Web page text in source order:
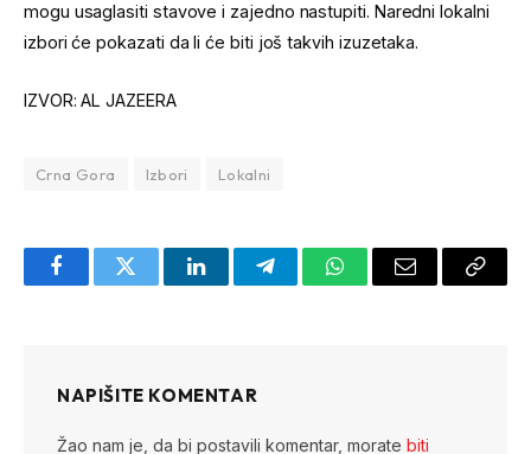
mogu usaglasiti stavove i zajedno nastupiti. Naredni lokalni
izbori će pokazati da li će biti još takvih izuzetaka.
IZVOR: AL JAZEERA
Crna Gora Izbori Lokalni
FacebookTwitter LinkedInTelegramWhatsAppEmail
Copy
NAPIŠITE KOMENTAR
Žao nam je, da bi postavili komentar, morate biti